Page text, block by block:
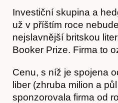
O
Investiční skupina a
už v příštím roce
nejslavnější britskou
Booker Prize. Firma to
Cenu, s níž je spojena
liber (zhruba milion a
sponzorovala firma od